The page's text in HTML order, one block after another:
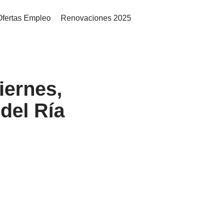
Empleo Renovaciones 2025
Ría